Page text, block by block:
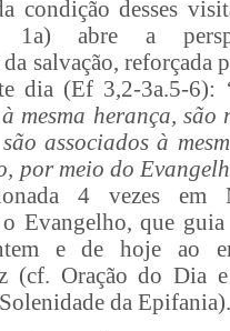
condição desses
1a) abre a
salvação, reforçada
dia (Ef 3,2-3a.5-6):
mesma herança, são
associados à
por meio do
4 vezes em
Evangelho, que
e de hoje ao
(cf. Oração do Dia
da Epifania).